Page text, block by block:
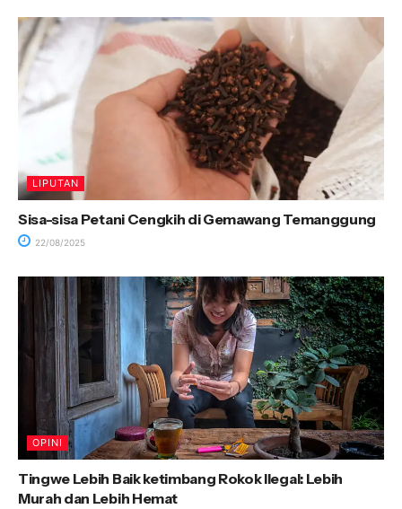
LIPUTAN
Sisa-sisa Petani Cengkih di Gemawang Temanggung
22/08/2025
OPINI
Tingwe Lebih Baik ketimbang Rokok Ilegal: Lebih
Murah dan Lebih Hemat